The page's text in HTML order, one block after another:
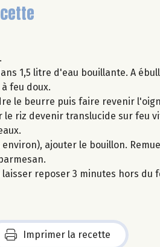
1,5 litre d'eau bouillante. A
feu doux.
le beurre puis faire revenir
riz devenir translucide sur feu
ajouter le bouillon.
reposer 3 minutes hors du
Imprimer la recette